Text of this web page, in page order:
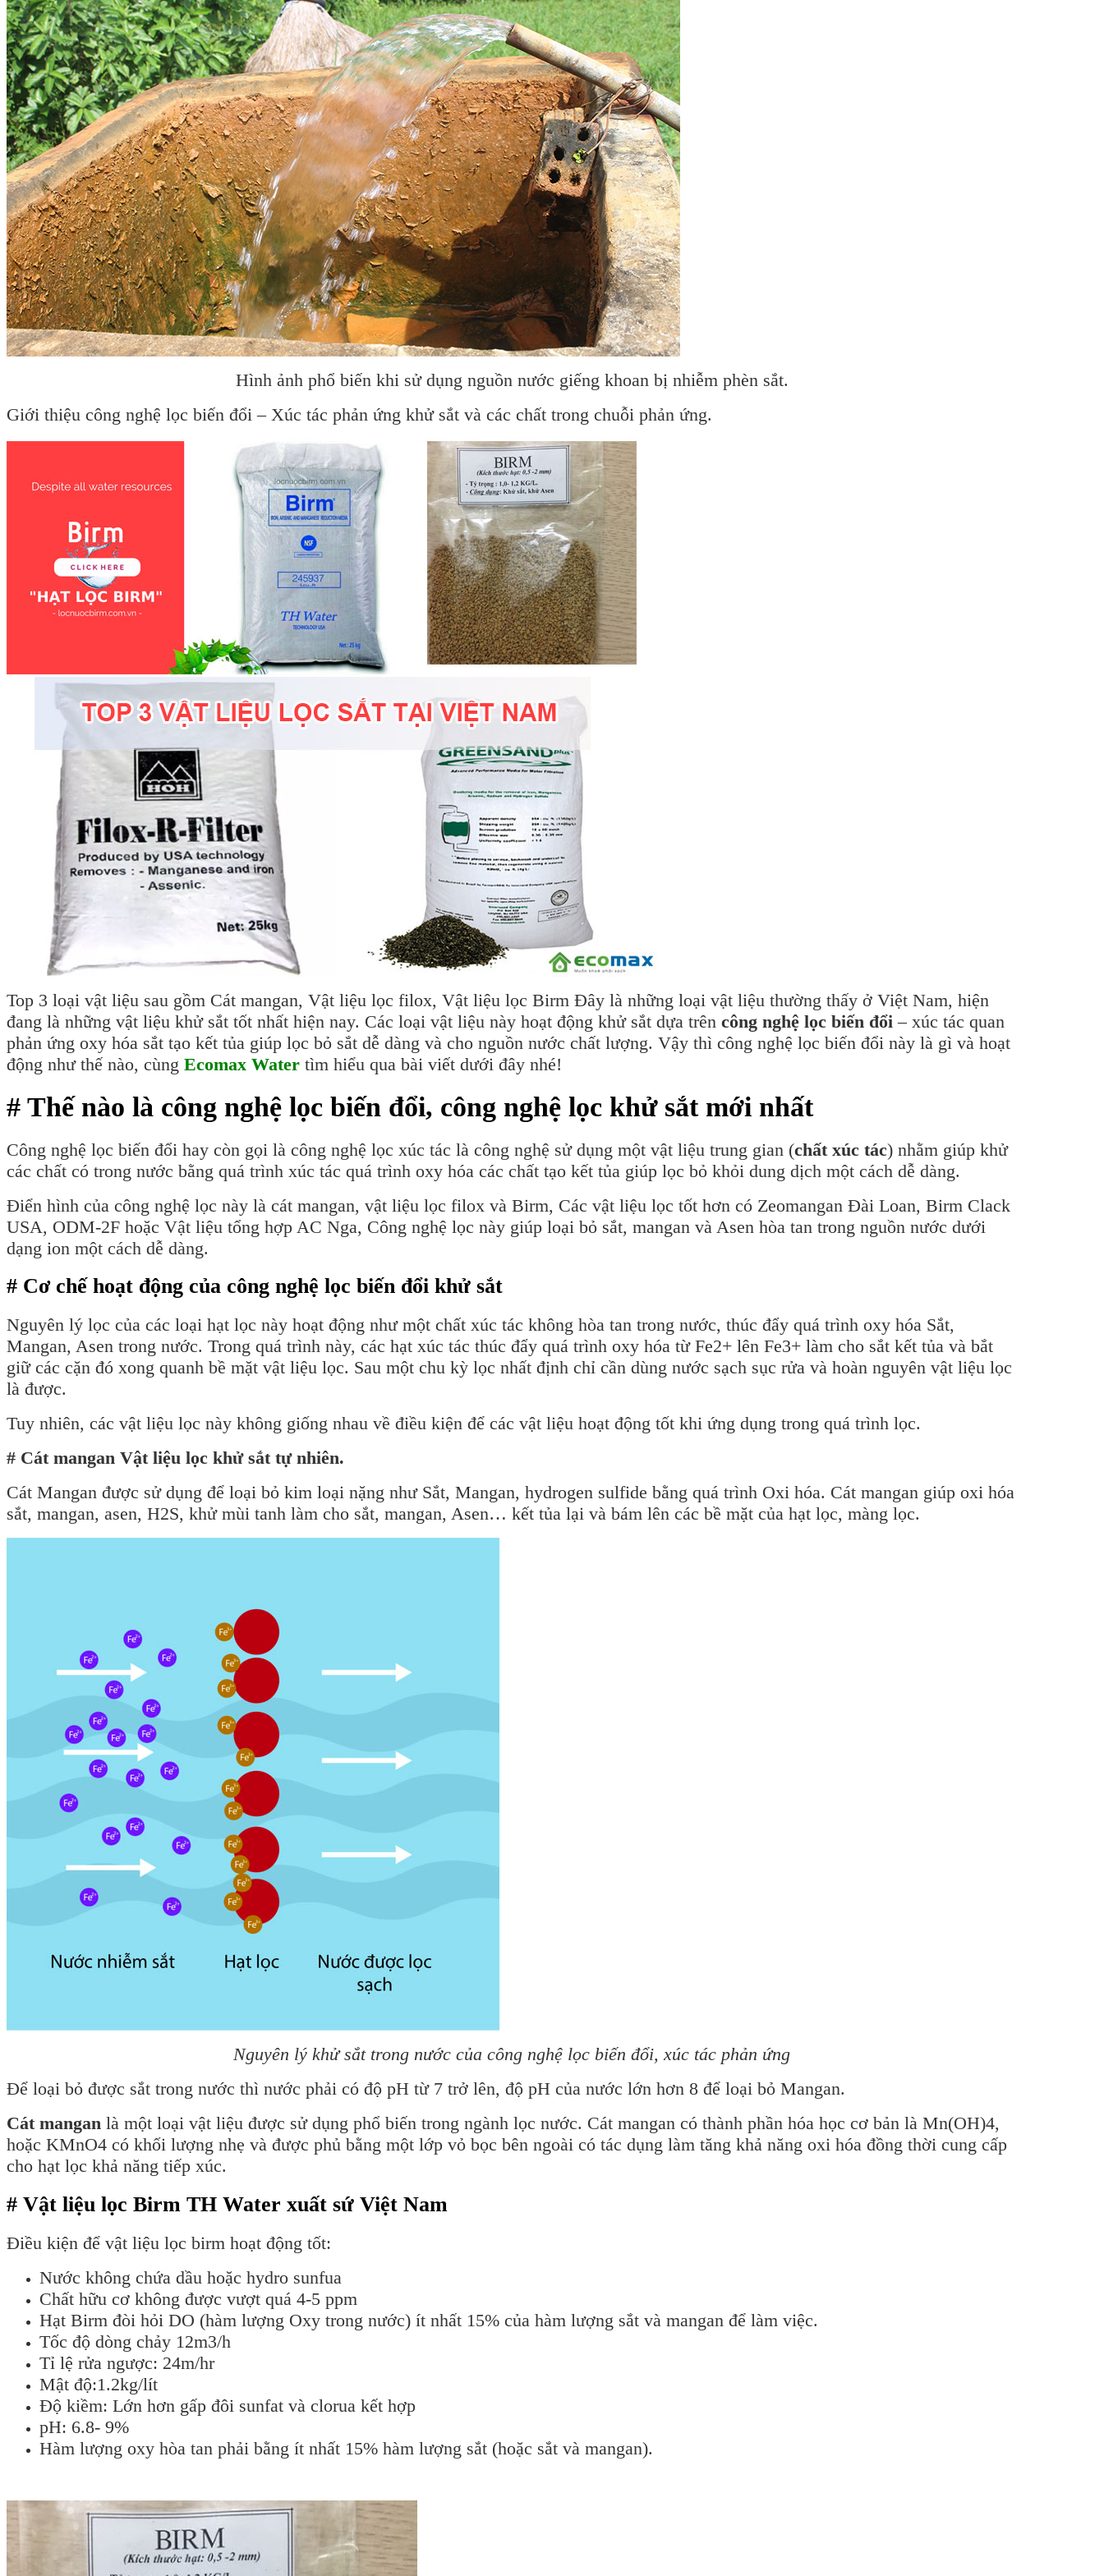
Linh kiện
Heat pump
Máy Ozone
Công Trình
Blog
Kiến Thức Chia sẻ
Tư Vấn Giải Pháp
Liên Hệ
Tìm kiếm:
Tìm kiếm:
Hình ảnh phổ biến khi sử dụng nguồn nước giếng khoan bị nhiễm phèn sắt.
Giới thiệu công nghệ lọc biến đổi – Xúc tác phản ứng khử sắt và các chất trong chuỗi phản ứng.
Top 3 loại vật liệu sau gồm Cát mangan, Vật liệu lọc filox, Vật liệu lọc Birm Đây là những loại vật liệu thường thấy ở Việt Nam, hiện
đang là những vật liệu khử sắt tốt nhất hiện nay. Các loại vật liệu này hoạt động khử sắt dựa trên công nghệ lọc biến đổi – xúc tác quan
phản ứng oxy hóa sắt tạo kết tủa giúp lọc bỏ sắt dễ dàng và cho nguồn nước chất lượng. Vậy thì công nghệ lọc biến đổi này là gì và hoạt
động như thế nào, cùng Ecomax Water tìm hiểu qua bài viết dưới đây nhé!
# Thế nào là công nghệ lọc biến đổi, công nghệ lọc khử sắt mới nhất
Công nghệ lọc biến đổi hay còn gọi là công nghệ lọc xúc tác là công nghệ sử dụng một vật liệu trung gian (chất xúc tác) nhằm giúp khử
các chất có trong nước bằng quá trình xúc tác quá trình oxy hóa các chất tạo kết tủa giúp lọc bỏ khỏi dung dịch một cách dễ dàng.
Điển hình của công nghệ lọc này là cát mangan, vật liệu lọc filox và Birm, Các vật liệu lọc tốt hơn có Zeomangan Đài Loan, Birm Clack
USA, ODM-2F hoặc Vật liệu tổng hợp AC Nga, Công nghệ lọc này giúp loại bỏ sắt, mangan và Asen hòa tan trong nguồn nước dưới
dạng ion một cách dễ dàng.
# Cơ chế hoạt động của công nghệ lọc biến đổi khử sắt
Nguyên lý lọc của các loại hạt lọc này hoạt động như một chất xúc tác không hòa tan trong nước, thúc đẩy quá trình oxy hóa Sắt,
Mangan, Asen trong nước. Trong quá trình này, các hạt xúc tác thúc đẩy quá trình oxy hóa từ Fe2+ lên Fe3+ làm cho sắt kết tủa và bắt
giữ các cặn đó xong quanh bề mặt vật liệu lọc. Sau một chu kỳ lọc nhất định chỉ cần dùng nước sạch sục rửa và hoàn nguyên vật liệu lọc
là được.
Tuy nhiên, các vật liệu lọc này không giống nhau về điều kiện để các vật liệu hoạt động tốt khi ứng dụng trong quá trình lọc.
# Cát mangan Vật liệu lọc khử sắt tự nhiên.
Cát Mangan được sử dụng để loại bỏ kim loại nặng như Sắt, Mangan, hydrogen sulfide bằng quá trình Oxi hóa. Cát mangan giúp oxi hóa
sắt, mangan, asen, H2S, khử mùi tanh làm cho sắt, mangan, Asen… kết tủa lại và bám lên các bề mặt của hạt lọc, màng lọc.
Nguyên lý khử sắt trong nước của công nghệ lọc biến đổi, xúc tác phản ứng
Để loại bỏ được sắt trong nước thì nước phải có độ pH từ 7 trở lên, độ pH của nước lớn hơn 8 để loại bỏ Mangan.
Cát mangan là một loại vật liệu được sử dụng phổ biến trong ngành lọc nước. Cát mangan có thành phần hóa học cơ bản là Mn(OH)4,
hoặc KMnO4 có khối lượng nhẹ và được phủ bằng một lớp vỏ bọc bên ngoài có tác dụng làm tăng khả năng oxi hóa đồng thời cung cấp
cho hạt lọc khả năng tiếp xúc.
# Vật liệu lọc Birm TH Water xuất sứ Việt Nam
Điều kiện để vật liệu lọc birm hoạt động tốt:
Nước không chứa dầu hoặc hydro sunfua
Chất hữu cơ không được vượt quá 4-5 ppm
Hạt Birm đòi hỏi DO (hàm lượng Oxy trong nước) ít nhất 15% của hàm lượng sắt và mangan để làm việc.
Tốc độ dòng chảy 12m3/h
Tỉ lệ rửa ngược: 24m/hr
Mật độ:1.2kg/lít
Độ kiềm: Lớn hơn gấp đôi sunfat và clorua kết hợp
pH: 6.8- 9%
Hàm lượng oxy hòa tan phải bằng ít nhất 15% hàm lượng sắt (hoặc sắt và mangan).